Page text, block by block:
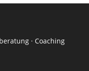
· Coaching